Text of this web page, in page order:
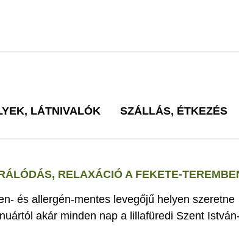
LÁTNIVALÓK SZÁLLÁS, ÉTKEZÉS
RELAXÁCIÓ A FEKETE-
és allergén-mentes levegőjű helyen szeretne
akár minden nap a lillafüredi Szent